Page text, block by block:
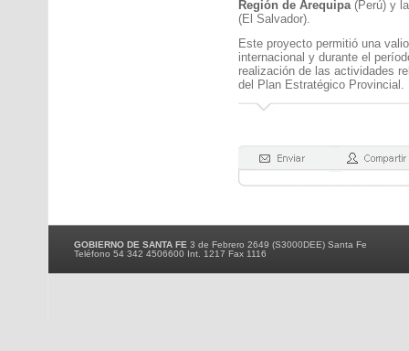
Región de Arequipa(Perú) y
(El Salvador).
Este proyecto permitió una
internacional y durante el
realización de las actividades
del Plan Estratégico Provincial.
GOBIERNO DE SANTA FE 3 de Febrero 2649 (S3000DEE) Santa Fe
Teléfono 54 342 4506600 Int. 1217 Fax 1116